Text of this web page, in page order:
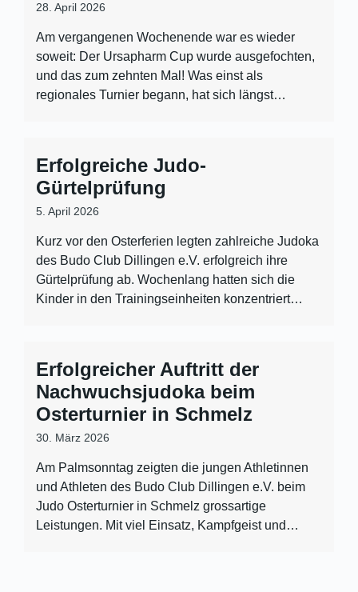
28. April 2026
Am vergangenen Wochenende war es wieder
soweit: Der Ursapharm Cup wurde ausgefochten,
und das zum zehnten Mal! Was einst als
regionales Turnier begann, hat sich längst…
Erfolgreiche Judo-
Gürtelprüfung
5. April 2026
Kurz vor den Osterferien legten zahlreiche Judoka
des Budo Club Dillingen e.V. erfolgreich ihre
Gürtelprüfung ab. Wochenlang hatten sich die
Kinder in den Trainingseinheiten konzentriert…
Erfolgreicher Auftritt der
Nachwuchsjudoka beim
Osterturnier in Schmelz
30. März 2026
Am Palmsonntag zeigten die jungen Athletinnen
und Athleten des Budo Club Dillingen e.V. beim
Judo Osterturnier in Schmelz grossartige
Leistungen. Mit viel Einsatz, Kampfgeist und…